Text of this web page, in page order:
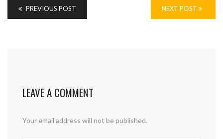
PREVIOUS POST NEXT POST
LEAVE A COMMENT
Your email address will not be published.